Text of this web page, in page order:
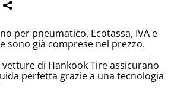
per pneumatico. Ecotassa, IVA e
sono già comprese nel prezzo.
di Hankook Tire assicurano
perfetta grazie a una tecnologia